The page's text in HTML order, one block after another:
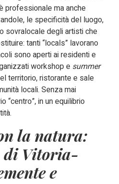
professionale ma anche
le specificità del luogo,
sovralocale degli artisti che
tanti “locals” lavorano
sono aperti ai residenti e
workshop e summer
territorio, ristorante e sale
locali. Senza mai
“centro”, in un equilibrio
la natura:
di Vitoria-
e